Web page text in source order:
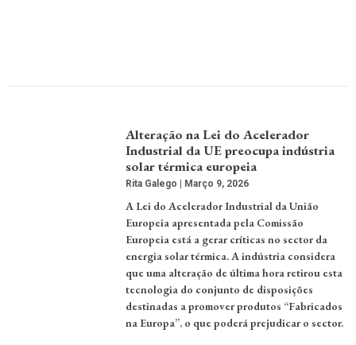
Alteração na Lei do Acelerador
Industrial da UE preocupa indústria
solar térmica europeia
Rita Galego Março 9, 2026
A Lei do Acelerador Industrial da União
Europeia apresentada pela Comissão
Europeia está a gerar críticas no sector da
energia solar térmica. A indústria considera
que uma alteração de última hora retirou esta
tecnologia do conjunto de disposições
destinadas a promover produtos “Fabricados
na Europa”, o que poderá prejudicar o sector.